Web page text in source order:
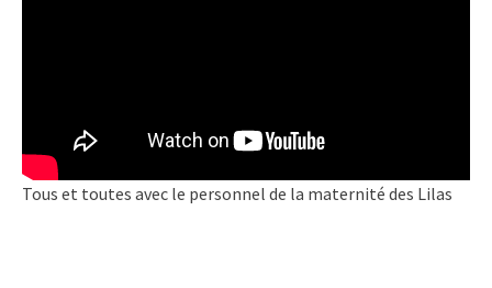
Tous et toutes avec le personnel de la maternité des Lilas